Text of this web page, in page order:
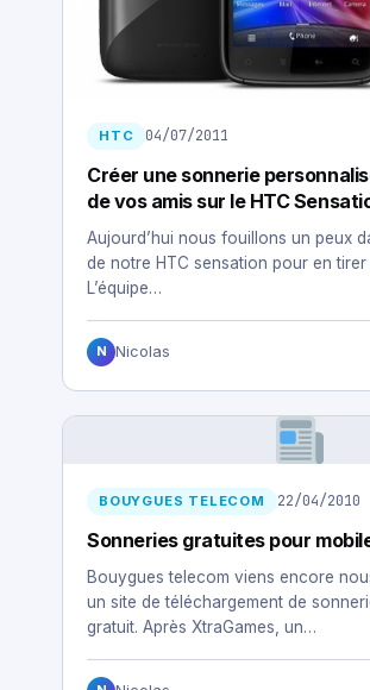
HTC 04/07/2011
Créer une sonnerie
de vos amis sur le HTC
Aujourd’hui nous fouillons un peux
de notre HTC sensation pour en tirer
L’équipe…
N Nicolas
BOUYGUES TELECOM 22/04/2010
Sonneries gratuites pour
Bouygues telecom viens encore
un site de téléchargement de
gratuit. Après XtraGames, un…